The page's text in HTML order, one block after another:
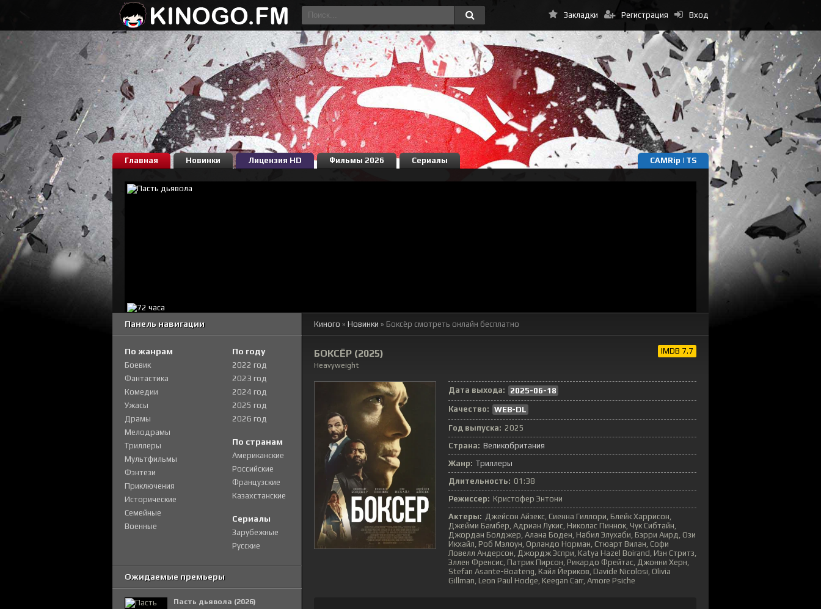
Вход
Регистрация
Закладки
Главная Новинки Лицензия HD Фильмы 2026 Сериалы CAMRip | TS
Киного » Новинки » Боксёр смотреть онлайн бесплатно
БОКСЁР (2025)
Heavyweight
IMDB 7.7
Дата выхода:
2025-06-18
Качество: WEB-DL
Год выпуска: 2025
Страна: Великобритания
Жанр: Триллеры
Длительность: 01:38
Режиссер: Кристофер Энтони
Актеры: Джейсон Айзекс, Сиенна Гиллори, Блейк Харрисон,
Джейми Бамбер, Адриан Лукис, Николас Пиннок, Чук Сибтайн,
Джордан Болджер, Алана Боден, Набил Элухаби, Бэрри Аирд, Ози
Икхайл, Роб Мэлоун, Орландо Норман, Стюарт Вилан, Софи
Ловелл Андерсон, Джордж Эспри, Katya Hazel Boirand, Иэн Стритз,
Эллен Френсис, Патрик Пирсон, Рикардо Фрейтас, Джонни Херн,
Stefan Asante-Boateng, Кайл Йериков, Davide Nicolosi, Olivia
Gillman, Leon Paul Hodge, Keegan Carr, Amore Psiche
Панель навигации
По жанрам
Боевик
Фантастика
Комедии
Ужасы
Драмы
Мелодрамы
Триллеры
Мультфильмы
Фэнтези
Приключения
Исторические
Семейные
Военные
По году
2022 год
2023 год
2024 год
2025 год
2026 год
По странам
Американские
Российские
Французские
Казахстанские
Сериалы
Зарубежные
Русские
Ожидаемые премьеры
Пасть дьявола (2026)